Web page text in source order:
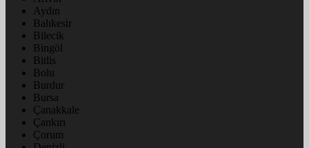
Aydın
Balıkesir
Bilecik
Bingöl
Bitlis
Bolu
Burdur
Bursa
Çanakkale
Çankırı
Çorum